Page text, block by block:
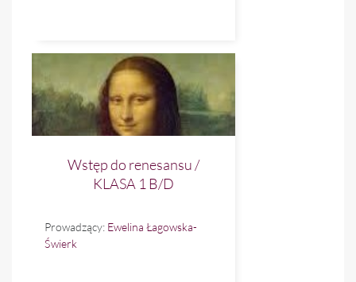
Wstęp do renesansu /
KLASA 1 B/D
Prowadzący: Ewelina Łagowska-
Świerk